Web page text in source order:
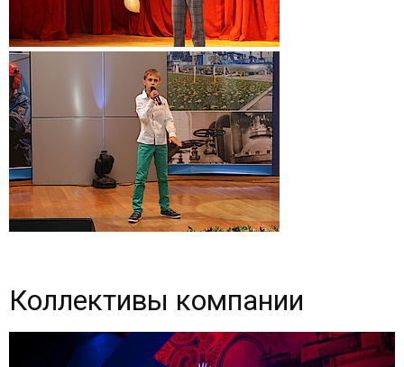
Коллективы компании